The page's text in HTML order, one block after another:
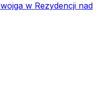
w Rezydencji nad